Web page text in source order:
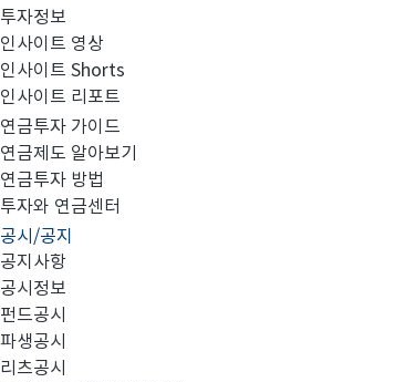
투자정보
인사이트 영상
인사이트 Shorts
인사이트 리포트
연금투자 가이드
연금제도 알아보기
연금투자 방법
투자와 연금센터
공시/공지
공지사항
공시정보
펀드공시
파생공시
리츠공시
임원 사임 보고
첨부와 같이 임원 사임을 공시합니다.